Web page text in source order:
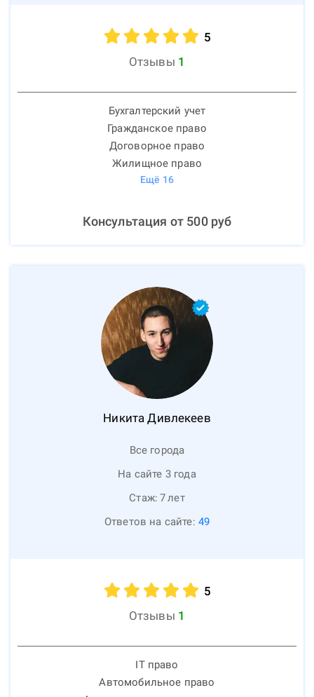
5
Отзывы 1
Бухгалтерский учет
Гражданское право
Договорное право
Жилищное право
Ещё 16
Консультация от 500руб
Никита Дивлекеев
Все города
На сайте 3 года
Стаж: 7лет
Ответов на сайте: 49
5
Отзывы 1
IT право
Автомобильное право